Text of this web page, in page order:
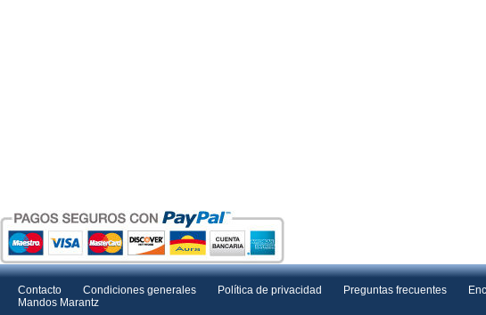
Contacto Condiciones generales Política de privacidad Preguntas frecuentes
Mandos Marantz